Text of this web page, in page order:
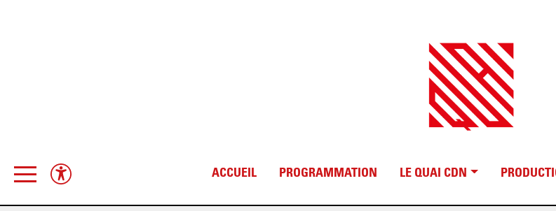
ACCUEIL PROGRAMMATION LE QUAI CDN